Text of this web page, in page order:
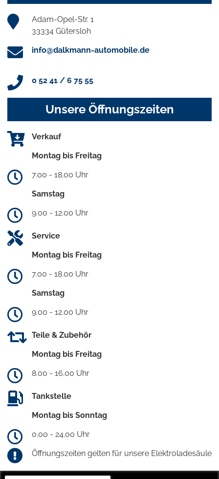
Adam-Opel-Str. 1
33334 Gütersloh
info@dalkmann-automobile.de
0 52 41 / 6 75 55
Unsere Öffnungszeiten
Verkauf
Montag bis Freitag
7.00 - 18.00 Uhr
Samstag
9.00 - 12.00 Uhr
Service
Montag bis Freitag
7.00 - 18.00 Uhr
Samstag
9.00 - 12.00 Uhr
Teile & Zubehör
Montag bis Freitag
8.00 - 16.00 Uhr
Tankstelle
Montag bis Sonntag
0.00 - 24.00 Uhr
Öffnungszeiten gelten für unsere Elektroladesäule